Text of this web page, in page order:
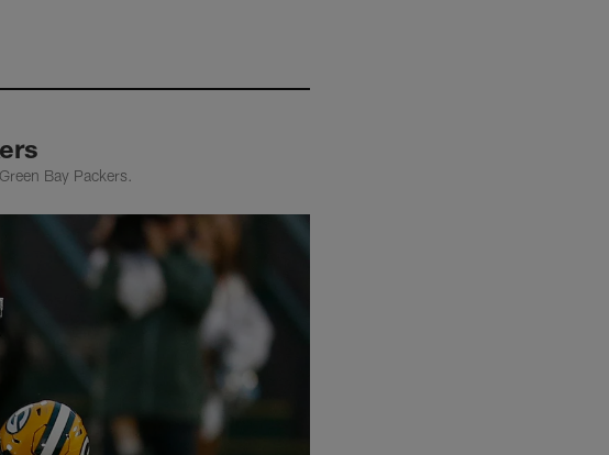
Bay Packers.